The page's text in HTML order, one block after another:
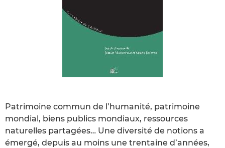
Patrimoine commun de l’humanité, patrimoine
mondial, biens publics mondiaux, ressources
naturelles partagées… Une diversité de notions a
émergé, depuis au moins une trentaine d’années,